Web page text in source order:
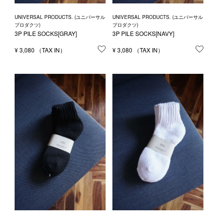
UNIVERSAL PRODUCTS. (ユニバーサル
プロダクツ)
3P PILE SOCKS[GRAY]
¥3,080 お気に入りに登録する
UNIVERSAL PRODUCTS. (ユニバーサル
プロダクツ)
3P PILE SOCKS[NAVY]
¥3,080